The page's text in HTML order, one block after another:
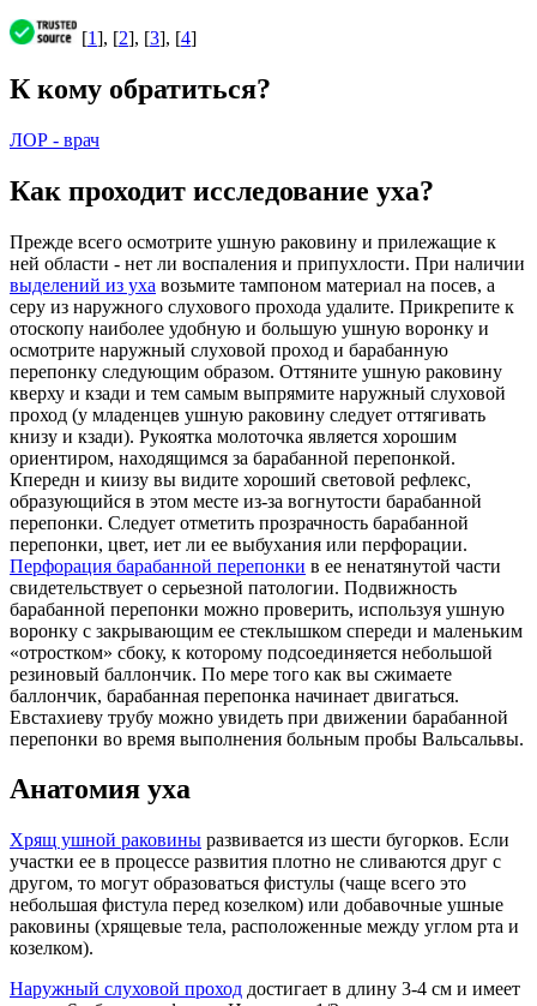
[1], [2], [3], [4]
К кому обратиться?
ЛОР - врач
Как проходит исследование уха?
Прежде всего осмотрите ушную раковину и прилежащие к
ней области - нет ли воспаления и припухлости. При наличии
выделений из уха возьмите тампоном материал на посев, а
серу из наружного слухового прохода удалите. Прикрепите к
отоскопу наиболее удобную и большую ушную воронку и
осмотрите наружный слуховой проход и барабанную
перепонку следующим образом. Оттяните ушную раковину
кверху и кзади и тем самым выпрямите наружный слуховой
проход (у младенцев ушную раковину следует оттягивать
книзу и кзади). Рукоятка молоточка является хорошим
ориентиром, находящимся за барабанной перепонкой.
Кпередн и киизу вы видите хороший световой рефлекс,
образующийся в этом месте из-за вогнутости барабанной
перепонки. Следует отметить прозрачность барабанной
перепонки, цвет, иет ли ее выбухания или перфорации.
Перфорация барабанной перепонки в ее ненатянутой части
свидетельствует о серьезной патологии. Подвижность
барабанной перепонки можно проверить, используя ушную
воронку с закрывающим ее стеклышком спереди и маленьким
«отростком» сбоку, к которому подсоединяется небольшой
резиновый баллончик. По мере того как вы сжимаете
баллончик, барабанная перепонка начинает двигаться.
Евстахиеву трубу можно увидеть при движении барабанной
перепонки во время выполнения больным пробы Вальсальвы.
Анатомия уха
Хрящ ушной раковины развивается из шести бугорков. Если
участки ее в процессе развития плотно не сливаются друг с
другом, то могут образоваться фистулы (чаще всего это
небольшая фистула перед козелком) или добавочные ушные
раковины (хрящевые тела, расположенные между углом рта и
козелком).
Наружный слуховой проход достигает в длину 3-4 см и имеет